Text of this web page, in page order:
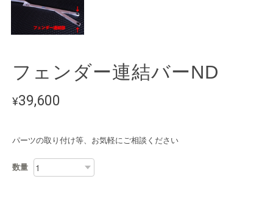
フェンダー連結バーND
¥39,600
パーツの取り付け等、お気軽にご相談ください
数量